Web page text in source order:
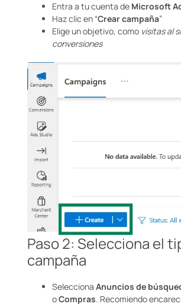
Entra a tu cuenta de Microsoft
Haz clic en “Crear campaña”
Elige un objetivo, como visitas al
conversiones
Paso 2: Selecciona el
campaña
Selecciona Anuncios de
oCompras. Recomiendo